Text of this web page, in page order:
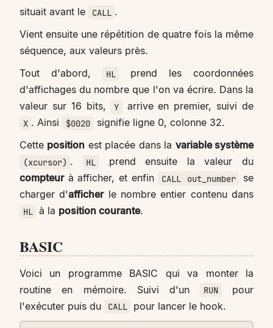
situait avant le
CALL .
Vient ensuite une répétition de quatre fois la même
séquence, aux valeurs près.
Tout d'abord,
HL
prend les coordonnées
d'affichages du nombre que l'on va écrire. Dans la
valeur sur 16 bits,
Y arrive en premier, suivi de
X . Ainsi $0020
signifie ligne 0, colonne 32.
Cette position est placée dans la variable système
(xcursor) . HL
prend ensuite la valeur du
compteurà afficher, et enfin CALL out_number
se
charger d'afficherle nombre entier contenu dans
HL à la position courante.
BASIC
Voici un programme BASIC qui va monter la
routine en mémoire. Suivi d'un
RUN
pour
l'exécuter puis du
CALL pour lancer le hook.